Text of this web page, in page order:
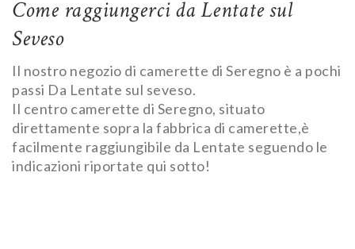
Come raggiungerci da Lentate sul
Seveso
Il nostro negozio di camerette di Seregno è a pochi
passi Da Lentate sul seveso.
Il centro camerette di Seregno, situato
direttamente sopra la fabbrica di camerette,è
facilmente raggiungibile da Lentate seguendo le
indicazioni riportate qui sotto!